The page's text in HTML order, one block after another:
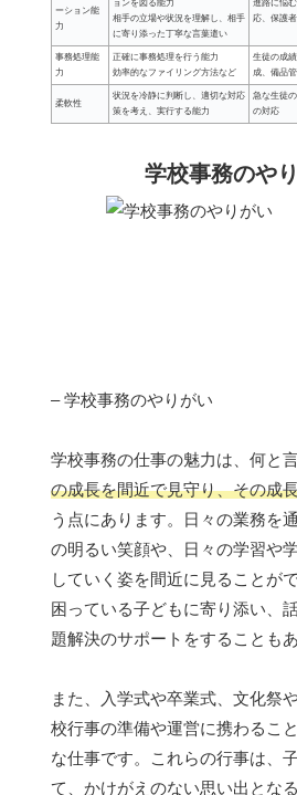
ーション能
力
ョンを図る能力
相手の立場や状況を理解し、相手
に寄り添った丁寧な言葉遣い
進路に悩
応、保護
事務処理能
力
正確に事務処理を行う能力
効率的なファイリング方法など
生徒の成
成、備品
柔軟性
状況を冷静に判断し、適切な対応
策を考え、実行する能力
急な生徒
の対応
学校事務のや
– 学校事務のやりがい
学校事務の仕事の魅力は、何と
の成長を間近で見守り、その成
う点にあります。日々の業務を
の明るい笑顔や、日々の学習や
していく姿を間近に見ることが
困っている子どもに寄り添い、
題解決のサポートをすることもあ
また、入学式や卒業式、文化祭
校行事の準備や運営に携わるこ
な仕事です。これらの行事は、
て、かけがえのない思い出とな